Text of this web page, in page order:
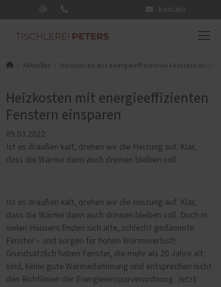
Kontakt
Aktuelles Heizkosten mit energieeffizienten Fenstern
Heizkosten mit energieeffizienten
Fenstern einsparen
09.03.2022
Ist es draußen kalt, drehen wir die Heizung auf. Klar,
dass die Wärme dann auch drinnen bleiben soll.
Ist es draußen kalt, drehen wir die Heizung auf. Klar,
dass die Wärme dann auch drinnen bleiben soll. Doch in
vielen Häusern finden sich alte, schlecht gedämmte
Fenster – und sorgen für hohen Wärmeverlust!
Grundsätzlich haben Fenster, die mehr als 20 Jahre alt
sind, keine gute Wärmedämmung und entsprechen nicht
den Richtlinien der Energieeinsparverordnung. Jetzt